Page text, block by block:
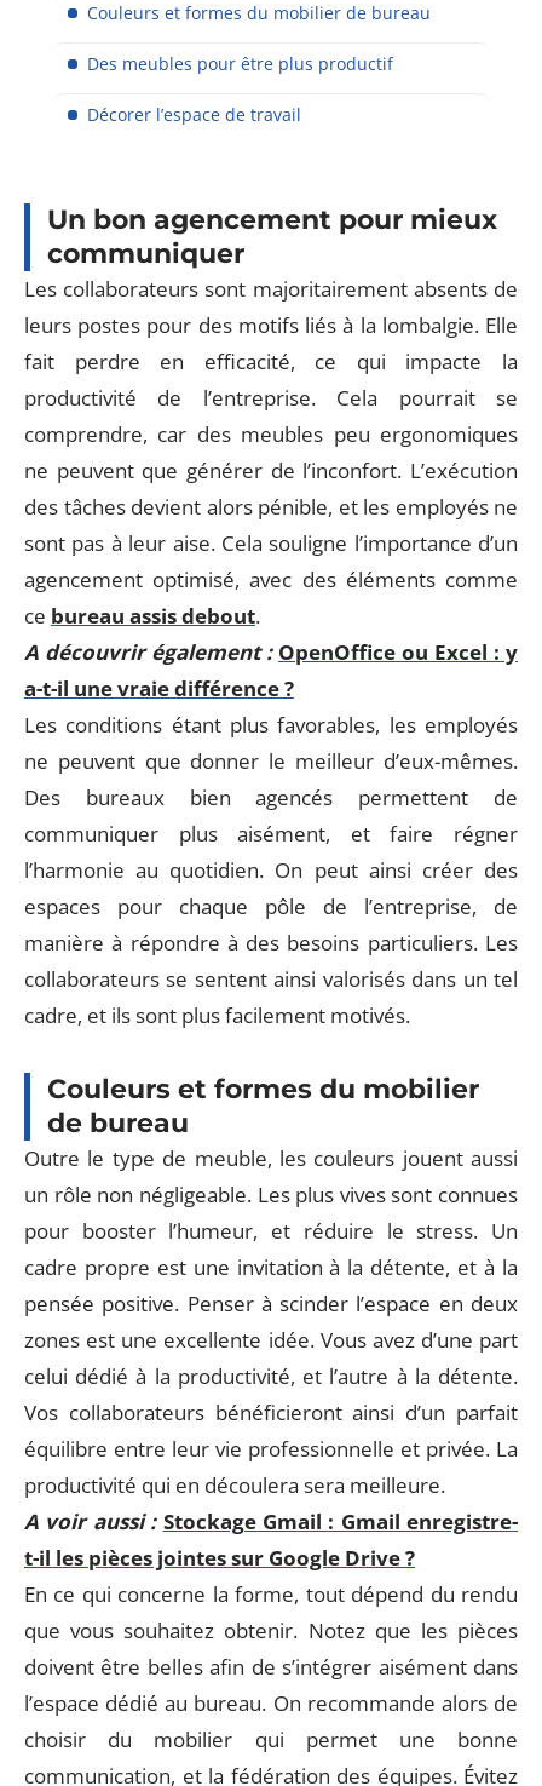
Couleurs et formes du mobilier de bureau
Des meubles pour être plus productif
Décorer l’espace de travail
Un bon agencement pour mieux
communiquer
Les collaborateurs sont majoritairement absents de
leurs postes pour des motifs liés à la lombalgie. Elle
fait perdre en efficacité, ce qui impacte la
productivité de l’entreprise. Cela pourrait se
comprendre, car des meubles peu ergonomiques
ne peuvent que générer de l’inconfort. L’exécution
des tâches devient alors pénible, et les employés ne
sont pas à leur aise. Cela souligne l’importance d’un
agencement optimisé, avec des éléments comme
ce bureau assis debout.
A découvrir également : OpenOffice ou Excel : y
a-t-il une vraie différence ?
Les conditions étant plus favorables, les employés
ne peuvent que donner le meilleur d’eux-mêmes.
Des bureaux bien agencés permettent de
communiquer plus aisément, et faire régner
l’harmonie au quotidien. On peut ainsi créer des
espaces pour chaque pôle de l’entreprise, de
manière à répondre à des besoins particuliers. Les
collaborateurs se sentent ainsi valorisés dans un tel
cadre, et ils sont plus facilement motivés.
Couleurs et formes du mobilier
de bureau
Outre le type de meuble, les couleurs jouent aussi
un rôle non négligeable. Les plus vives sont connues
pour booster l’humeur, et réduire le stress. Un
cadre propre est une invitation à la détente, et à la
pensée positive. Penser à scinder l’espace en deux
zones est une excellente idée. Vous avez d’une part
celui dédié à la productivité, et l’autre à la détente.
Vos collaborateurs bénéficieront ainsi d’un parfait
équilibre entre leur vie professionnelle et privée. La
productivité qui en découlera sera meilleure.
A voir aussi : Stockage Gmail : Gmail enregistre-
t-il les pièces jointes sur Google Drive ?
En ce qui concerne la forme, tout dépend du rendu
que vous souhaitez obtenir. Notez que les pièces
doivent être belles afin de s’intégrer aisément dans
l’espace dédié au bureau. On recommande alors de
choisir du mobilier qui permet une bonne
communication, et la fédération des équipes. Évitez